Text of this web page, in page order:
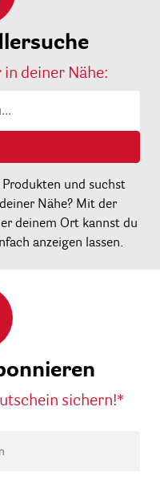
in deiner Nähe:
Produkten und suchst
Nähe? Mit der
deinem Ort kannst du
anzeigen lassen.
sichern!*